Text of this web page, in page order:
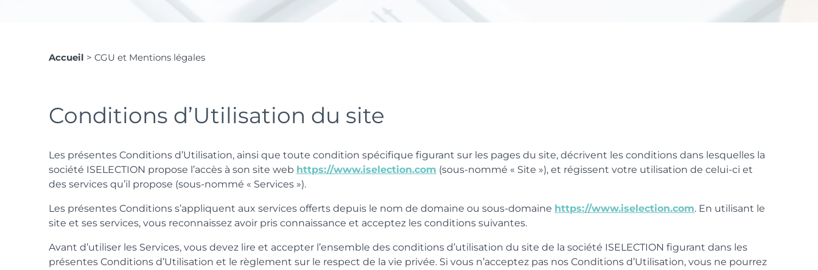
Accueil > CGU et Mentions légales
Conditions d’Utilisation du site
Les présentes Conditions d’Utilisation, ainsi que toute condition spécifique figurant sur les pages du site, décrivent les conditions dans lesquelles la
société ISELECTION propose l’accès à son site web https://www.iselection.com (sous-nommé « Site »), et régissent votre utilisation de celui-ci et
des services qu’il propose (sous-nommé « Services »).
Les présentes Conditions s’appliquent aux services offerts depuis le nom de domaine ou sous-domaine https://www.iselection.com. En utilisant le
site et ses services, vous reconnaissez avoir pris connaissance et acceptez les conditions suivantes.
Avant d’utiliser les Services, vous devez lire et accepter l’ensemble des conditions d’utilisation du site de la société ISELECTION figurant dans les
présentes Conditions d’Utilisation et le règlement sur le respect de la vie privée. Si vous n’acceptez pas nos Conditions d’Utilisation, vous ne pourrez